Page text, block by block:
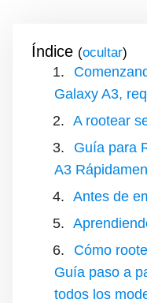
Índice ( )
Galaxy A3,
A rootear
Guía para
A3
Antes de
Cómo
Guía paso a
todos los